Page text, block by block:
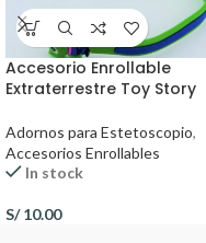
Accesorio Enrollable
Extraterrestre Toy Story
Adornos para Estetoscopio,
Accesorios Enrollables
In stock
S/10.00